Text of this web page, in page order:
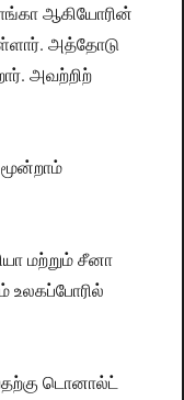
ஆகியோரின்
அத்தோடு
அவற்றிற்
மற்றும் சீனா
உலகப்போரில்
டொனால்ட்